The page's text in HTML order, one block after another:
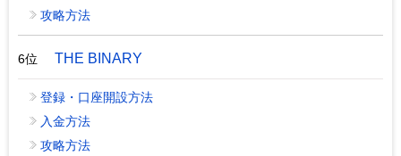
攻略方法
6位 THE BINARY
登録・口座開設方法
入金方法
攻略方法